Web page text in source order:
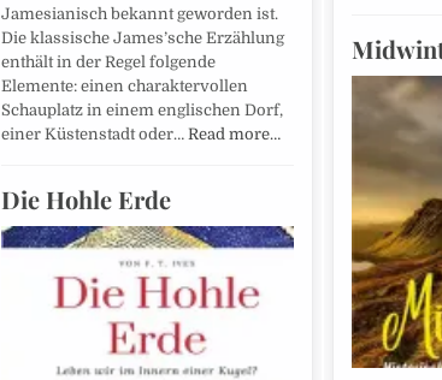
Jamesianisch bekannt geworden ist.
Die klassische James’sche Erzählung
enthält in der Regel folgende
Elemente: einen charaktervollen
Schauplatz in einem englischen Dorf,
einer Küstenstadt oder… Read more…
Die Hohle Erde